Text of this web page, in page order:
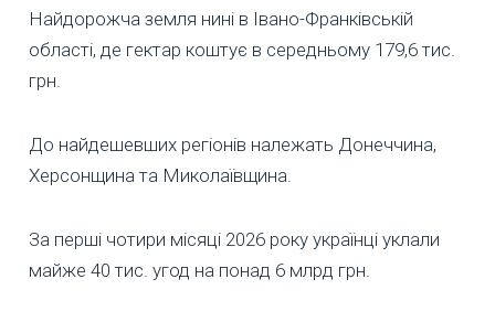
Найдорожча земля нині в Івано-Франківській
області, де гектар коштує в середньому 179,6 тис.
грн.
До найдешевших регіонів належать Донеччина,
Херсонщина та Миколаївщина.
За перші чотири місяці 2026 року українці уклали
майже 40 тис. угод на понад 6 млрд грн.